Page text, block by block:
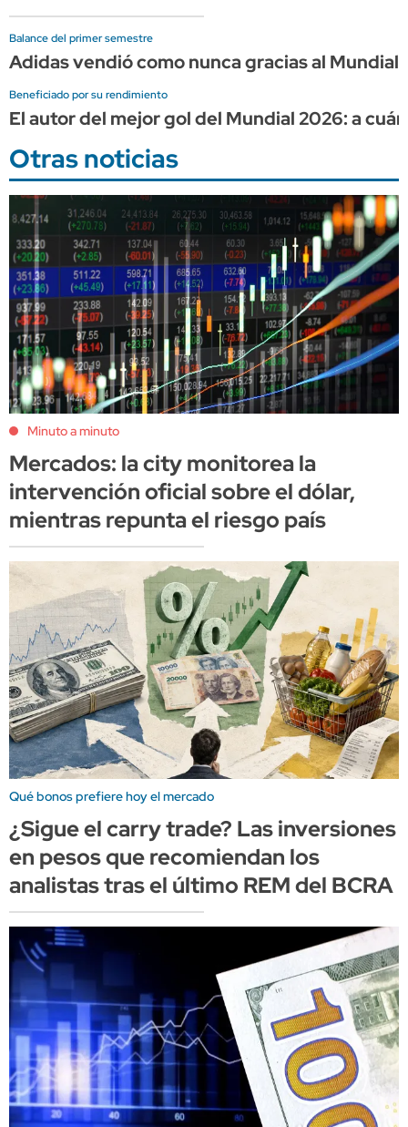
Balance del primer semestre
Adidas vendió como nunca gracias al
Beneficiado por su rendimiento
El autor del mejor gol del Mundial 2026: a
Otras noticias
Minuto a minuto
Mercados: la city monitorea la
intervención oficial sobre el dólar,
mientras repunta el riesgo país
Qué bonos prefiere hoy el mercado
¿Sigue el carry trade? Las inversiones
en pesos que recomiendan los
analistas tras el último REM del BCRA